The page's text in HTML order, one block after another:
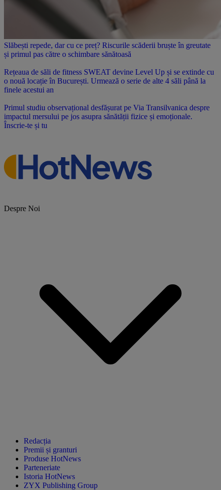
Slăbești repede, dar cu ce preț? Riscurile scăderii bruște în greutate
și primul pas către o schimbare sănătoasă
Rețeaua de săli de fitness SWEAT devine Level Up și se extinde cu
o nouă locație în București. Urmează o serie de alte 4 săli până la
finele acestui an
Primul studiu observațional desfășurat pe Via Transilvanica despre
impactul mersului pe jos asupra sănătății fizice și emoționale.
Înscrie-te și tu
Despre Noi
Redacția
Premii și granturi
Produse HotNews
Parteneriate
Istoria HotNews
ZYX Publishing Group